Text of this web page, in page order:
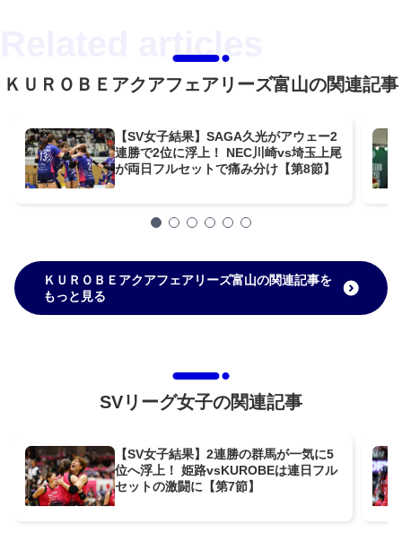
ＫＵＲＯＢＥアクアフェアリーズ富山の関連記事
【SV女子結果】SAGA久光がアウェー2
連勝で2位に浮上！ NEC川崎vs埼玉上尾
が両日フルセットで痛み分け【第8節】
ＫＵＲＯＢＥアクアフェアリーズ富山の関連記事を
もっと見る
SVリーグ女子の関連記事
【SV女子結果】2連勝の群馬が一気に5
位へ浮上！ 姫路vsKUROBEは連日フル
セットの激闘に【第7節】